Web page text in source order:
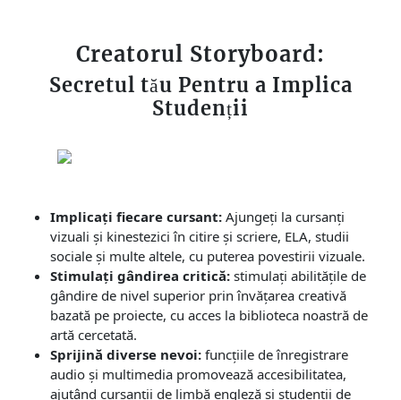
Creatorul Storyboard:
Secretul tău Pentru a Implica
Studenții
Implicați fiecare cursant: Ajungeți la cursanți
vizuali și kinestezici în citire și scriere, ELA, studii
sociale și multe altele, cu puterea povestirii vizuale.
Stimulați gândirea critică: stimulați abilitățile de
gândire de nivel superior prin învățarea creativă
bazată pe proiecte, cu acces la biblioteca noastră de
artă cercetată.
Sprijină diverse nevoi: funcțiile de înregistrare
audio și multimedia promovează accesibilitatea,
ajutând cursanții de limbă engleză și studenții de